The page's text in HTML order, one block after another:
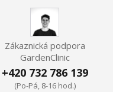
Zákaznická podpora
GardenClinic
+420 732 786 139
(Po-Pá, 8-16 hod.)